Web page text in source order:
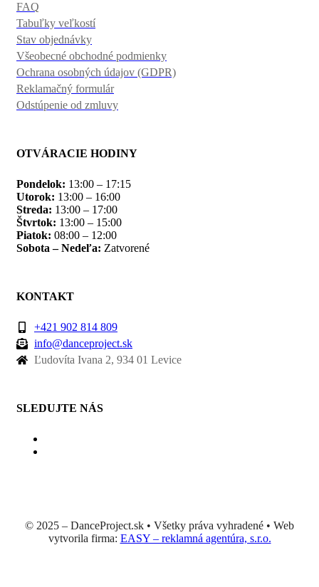
FAQ
Tabuľky veľkostí
Stav objednávky
Všeobecné obchodné podmienky
Ochrana osobných údajov (GDPR)
Reklamačný formulár
Odstúpenie od zmluvy
OTVÁRACIE HODINY
Pondelok: 13:00 – 17:15
Utorok: 13:00 – 16:00
Streda: 13:00 – 17:00
Štvrtok: 13:00 – 15:00
Piatok: 08:00 – 12:00
Sobota – Nedeľa: Zatvorené
KONTAKT
+421 902 814 809
info@danceproject.sk
Ľudovíta Ivana 2, 934 01 Levice
SLEDUJTE NÁS
© 2025 – DanceProject.sk • Všetky práva vyhradené • Web
vytvorila firma: EASY – reklamná agentúra, s.r.o.